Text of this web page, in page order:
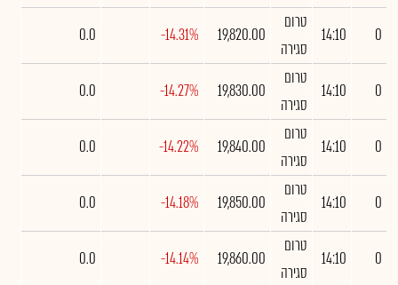
0
14:10
טרום
סגירה
19,820.00
-14.31%
0.0
0
14:10
טרום
סגירה
19,830.00
-14.27%
0.0
0
14:10
טרום
סגירה
19,840.00
-14.22%
0.0
0
14:10
טרום
סגירה
19,850.00
-14.18%
0.0
0
14:10
טרום
סגירה
19,860.00
-14.14%
0.0